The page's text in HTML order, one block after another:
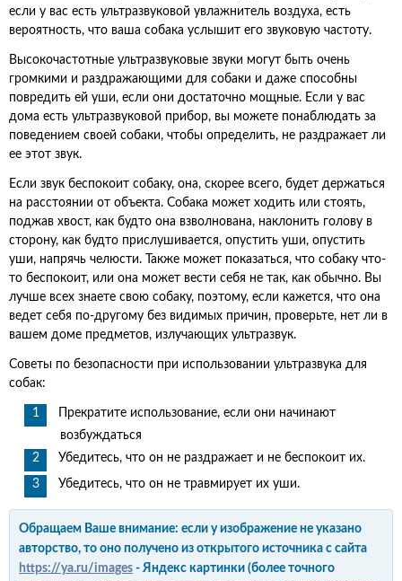
если у вас есть ультразвуковой увлажнитель воздуха, есть
вероятность, что ваша собака услышит его звуковую частоту.
Высокочастотные ультразвуковые звуки могут быть очень
громкими и раздражающими для собаки и даже способны
повредить ей уши, если они достаточно мощные. Если у вас
дома есть ультразвуковой прибор, вы можете понаблюдать за
поведением своей собаки, чтобы определить, не раздражает ли
ее этот звук.
Если звук беспокоит собаку, она, скорее всего, будет держаться
на расстоянии от объекта. Собака может ходить или стоять,
поджав хвост, как будто она взволнована, наклонить голову в
сторону, как будто прислушивается, опустить уши, опустить
уши, напрячь челюсти. Также может показаться, что собаку что-
то беспокоит, или она может вести себя не так, как обычно. Вы
лучше всех знаете свою собаку, поэтому, если кажется, что она
ведет себя по-другому без видимых причин, проверьте, нет ли в
вашем доме предметов, излучающих ультразвук.
Советы по безопасности при использовании ультразвука для
собак:
Прекратите использование, если они начинают
возбуждаться
Убедитесь, что он не раздражает и не беспокоит их.
Убедитесь, что он не травмирует их уши.
Обращаем Ваше внимание: если у изображение не указано
авторство, то оно получено из открытого источника с сайта
https://ya.ru/images - Яндекс картинки (более точного